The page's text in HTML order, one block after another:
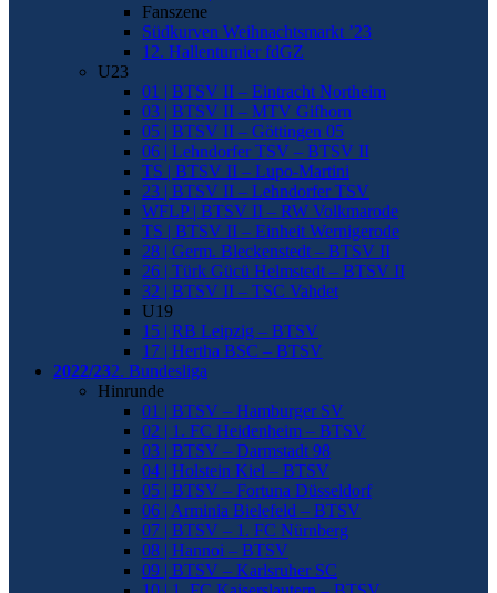
Fanszene
Südkurven Weihnachtsmarkt ’23
12. Hallenturnier fdGZ
U23
01 | BTSV II – Eintracht Northeim
03 | BTSV II – MTV Gifhorn
05 | BTSV II – Göttingen 05
06 | Lehndorfer TSV – BTSV II
TS | BTSV II – Lupo-Martini
23 | BTSV II – Lehndorfer TSV
WFLP | BTSV II – RW Volkmarode
TS | BTSV II – Einheit Wernigerode
28 | Germ. Bleckenstedt – BTSV II
26 | Türk Gücü Helmstedt – BTSV II
32 | BTSV II – TSC Vahdet
U19
15 | RB Leipzig – BTSV
17 | Hertha BSC – BTSV
2022/232. Bundesliga
Hinrunde
01 | BTSV – Hamburger SV
02 | 1. FC Heidenheim – BTSV
03 | BTSV – Darmstadt 98
04 | Holstein Kiel – BTSV
05 | BTSV – Fortuna Düsseldorf
06 | Arminia Bielefeld – BTSV
07 | BTSV – 1. FC Nürnberg
08 | Hannoi – BTSV
09 | BTSV – Karlsruher SC